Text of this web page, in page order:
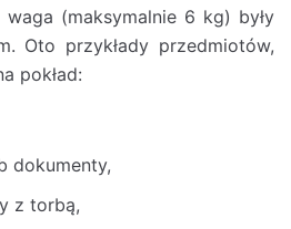
(maksymalnie 6 kg) były
Oto przykłady przedmiotów,
pokład:
dokumenty,
z torbą,